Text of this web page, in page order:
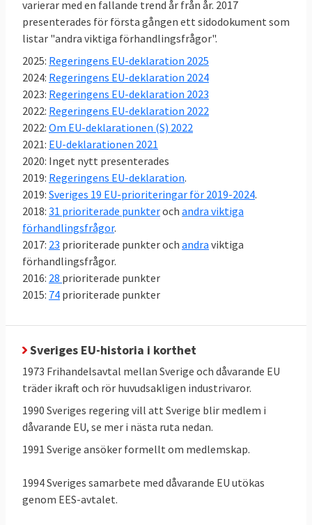
Därmed inte sagt att det inte bråkas i
svensk EU-politik,se här.
lagar
Mellan 2014 och 2023 antog EU-ländernas
regeringar i ministerrådet 734 lagar. EU-
ländernas regeringar, var oavsett politisk
färg, nästan alltid överens om nya EU-lagar.
Sverige röstade nej 14 gånger – knappt 2
procent av lagarna. I nästan 98 procent av
omröstningarna i EU röstade Sverige, efter
beslut i riksdagens EU-nämnd, ja till nya EU-
lagar. Läsmer om undersökningen.
varierar med en fallande trend år från år. 2017
presenterades för första gången ett sidodokument som
listar "andra viktiga förhandlingsfrågor".
2025: Regeringens EU-deklaration 2025
2024: Regeringens EU-deklaration 2024
2023: Regeringens EU-deklaration 2023
2022: Regeringens EU-deklaration 2022
2022: Om EU-deklarationen (S) 2022
2021: EU-deklarationen 2021
2020: Inget nytt presenterades
2019: Regeringens EU-deklaration.
2019: Sveriges 19 EU-prioriteringar för 2019-2024.
2018: 31 prioriterade punkteroch andra viktiga
förhandlingsfrågor.
2017: 23 prioriterade punkter och andra viktiga
förhandlingsfrågor.
2016: 28 prioriterade punkter
2015: 74 prioriterade punkter
Sveriges EU-historia i korthet
1973 Frihandelsavtal mellan Sverige och dåvarande EU
träder ikraft och rör huvudsakligen industrivaror.
1990 Sveriges regering vill att Sverige blir medlem i
dåvarande EU, se mer i nästa ruta nedan.
1991 Sverige ansöker formellt om medlemskap.
1994 Sveriges samarbete med dåvarande EU utökas
genom EES-avtalet.